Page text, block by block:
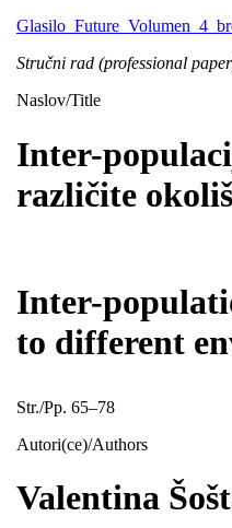
Stručni rad (professional
Naslov/Title
Inter-
različite
Inter-
to different
Str./Pp. 65–78
Autori(ce)/Authors
Valentina